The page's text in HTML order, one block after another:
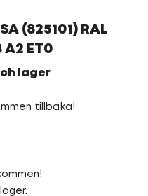
(825101) RAL
A2 ET0
lager
tillbaka!